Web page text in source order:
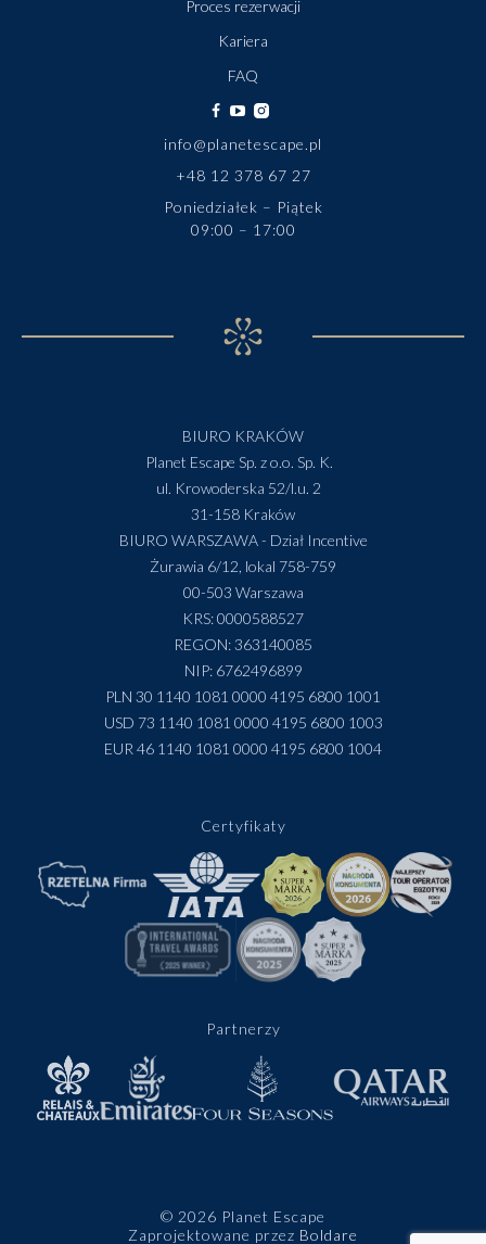
Proces rezerwacji
Kariera
FAQ
info@planetescape.pl
+48 12 378 67 27
Poniedziałek – Piątek
09:00 – 17:00
BIURO KRAKÓW
Planet Escape Sp. z o.o. Sp. K.
ul. Krowoderska 52/l.u. 2
31-158 Kraków
BIURO WARSZAWA - Dział Incentive
Żurawia 6/12, lokal 758-759
00-503 Warszawa
KRS: 0000588527
REGON: 363140085
NIP: 6762496899
PLN 30 1140 1081 0000 4195 6800 1001
USD 73 1140 1081 0000 4195 6800 1003
EUR 46 1140 1081 0000 4195 6800 1004
Certyfikaty
Partnerzy
© 2026 Planet Escape
Zaprojektowane przez Boldare